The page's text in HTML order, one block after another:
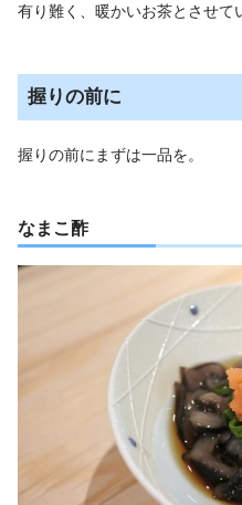
有り難く、暖かいお茶とさせて
握りの前に
握りの前にまずは一品を。
なまこ酢